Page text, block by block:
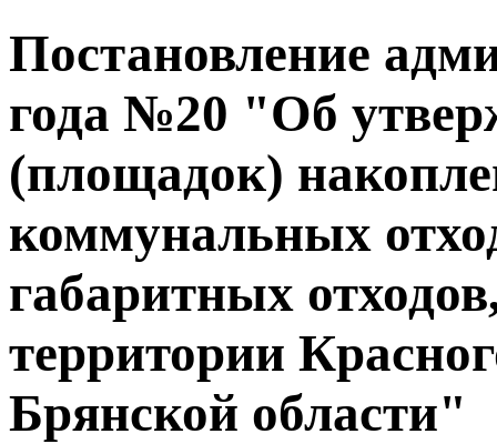
Постановление
года №20 "Об
(площадок)
коммунальных
габаритных
территории
Брянской области"